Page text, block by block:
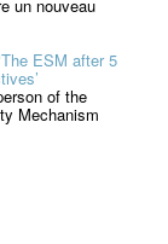
un nouveau
ESM after 5
of the
Mechanism